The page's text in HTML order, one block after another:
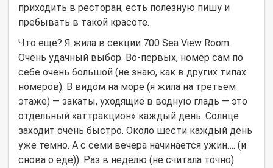
приходить в ресторан, есть полезную пишу и
пребывать в такой красоте.
Что еще? Я жила в секции 700 Sea View Room.
Очень удачный выбор. Во-первых, номер сам по
себе очень большой (не знаю, как в других типах
номеров). В видом на море (я жила на третьем
этаже) — закаты, уходящие в водную гладь — это
отдельный «аттракцион» каждый день. Солнце
заходит очень быстро. Около шести каждый день
уже темно. А с семи вечера начинается ужин…. (и
снова о еде)). Раз в неделю (не считала точно)